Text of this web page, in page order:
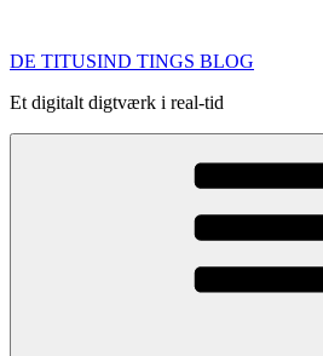
indhold
DE TITUSIND TINGS BLOG
Et digitalt digtværk i real-tid